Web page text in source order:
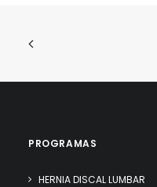
PROGRAMAS
HERNIA DISCAL LUMBAR